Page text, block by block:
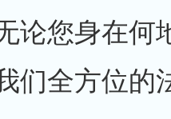
论您身在何
们全方位的